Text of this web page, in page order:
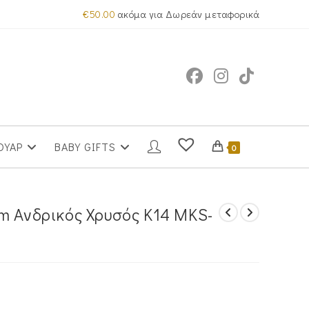
€50.00 ακόμα για Δωρεάν μεταφορικά
BABY GIFTS 0
Ανδρικός Χρυσός Κ14 MKS-